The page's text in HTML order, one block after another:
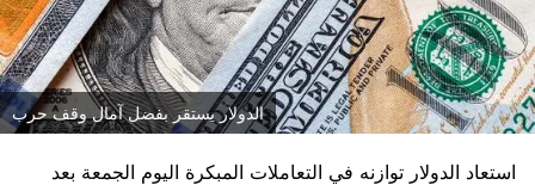
الدولار يستقر بفضل آمال وقف حرب
استعاد الدولار توازنه في التعاملات المبكرة اليوم الجمعة بعد